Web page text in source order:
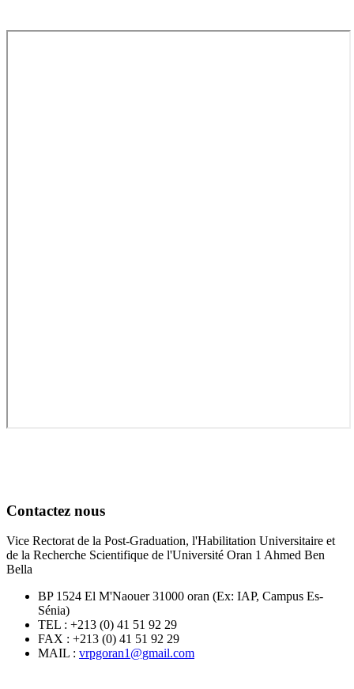
Contactez nous
Vice Rectorat de la Post-Graduation, l'Habilitation Universitaire et
de la Recherche Scientifique de l'Université Oran 1 Ahmed Ben
Bella
BP 1524 El M'Naouer 31000 oran (Ex: IAP, Campus Es-
Sénia)
TEL : +213 (0) 41 51 92 29
FAX : +213 (0) 41 51 92 29
MAIL : vrpgoran1@gmail.com